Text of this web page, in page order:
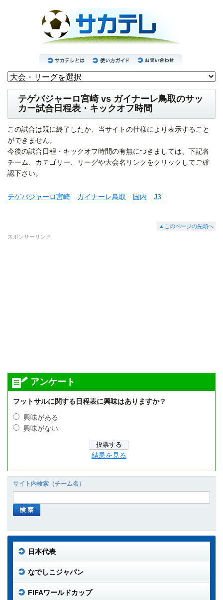
テゲバジャーロ宮崎 vs ガイナーレ鳥取のサッ
カー試合日程表・キックオフ時間
この試合は既に終了したか、当サイトの仕様により表示すること
ができません。
今後の試合日程・キックオフ時間の有無につきましては、下記各
チーム、カテゴリー、リーグや大会名リンクをクリックしてご確
認下さい。
テゲバジャーロ宮崎 ガイナーレ鳥取 国内 J3
▲このページの先頭へ
スポンサーリンク
アンケート
フットサルに関する日程表に興味はありますか？
興味がある
興味がない
結果を見る
サイト内検索（チーム名）
日本代表
なでしこジャパン
FIFAワールドカップ